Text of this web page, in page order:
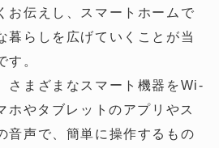
お伝えし、スマートホームで
暮らしを広げていくことが当
す。
さまざまなスマート機器をWi-
ホやタブレットのアプリやス
音声で、簡単に操作するもの